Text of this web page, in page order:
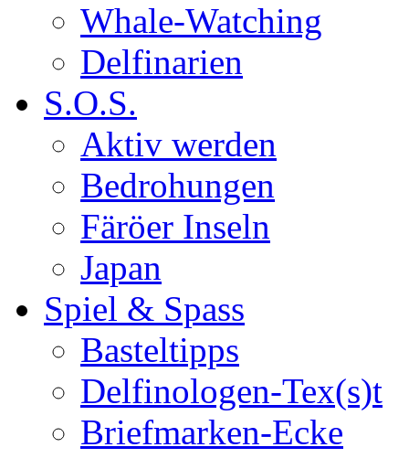
Whale-Watching
Delfinarien
S.O.S.
Aktiv werden
Bedrohungen
Färöer Inseln
Japan
Spiel & Spass
Basteltipps
Delfinologen-Tex(s)t
Briefmarken-Ecke